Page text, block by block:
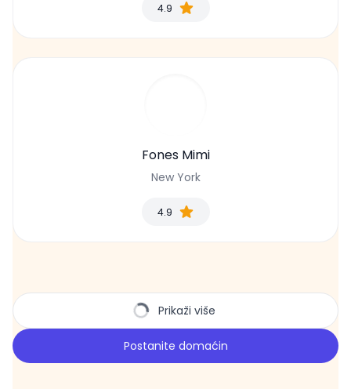
4.9
Fones Mimi
New York
4.9
Prikaži više
Postanite domaćin